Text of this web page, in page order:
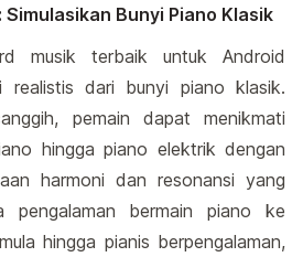
Bunyi Piano Klasik
musik terbaik untuk Android
realistis dari bunyi piano klasik.
pemain dapat menikmati
hingga piano elektrik dengan
harmoni dan resonansi yang
pengalaman bermain piano ke
hingga pianis berpengalaman,